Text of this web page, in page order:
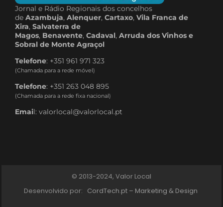
Jornal e Rádio Regionais dos concelhos
de Azambuja, Alenquer, Cartaxo, Vila Franca de
Xira, Salvaterra de
Magos, Benavente, Cadaval, Arruda dos Vinhos e
Sobral de Monte Agraçol
Telefone: +351 961 971 323
(Chamada para a rede móvel)
Telefone: +351 263 048 895
(Chamada para a rede fixa nacional)
Email: valorlocal@valorlocal.pt
© 2013-2024, Valor Local
Desenvolvido por: CordTech.pt – Marketing & Design